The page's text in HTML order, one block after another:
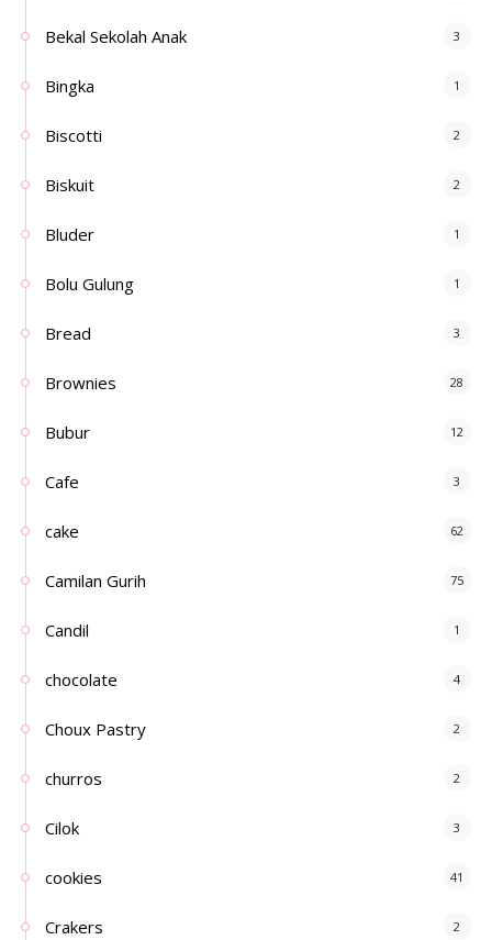
Bekal Sekolah Anak 3
Bingka 1
Biscotti 2
Biskuit 2
Bluder 1
Bolu Gulung 1
Bread 3
Brownies 28
Bubur 12
Cafe 3
cake 62
Camilan Gurih 75
Candil 1
chocolate 4
Choux Pastry 2
churros 2
Cilok 3
cookies 41
Crakers 2